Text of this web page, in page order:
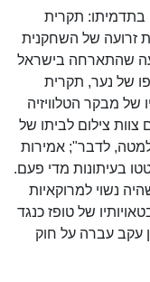
בתדמיתו: תקרית
זרועה של השחקנית
שהתארחה בישראל
של נער, תקרית
של מבקר הטלוויזיה
1995; ב-2006 הגיע עם צוות צילום לביתו של
למטה, לדבר"; אמירות
בעיתונות מדי פעם.
נשוי למרוקאיות
של טופז כנגד
עקב עברה על חוק